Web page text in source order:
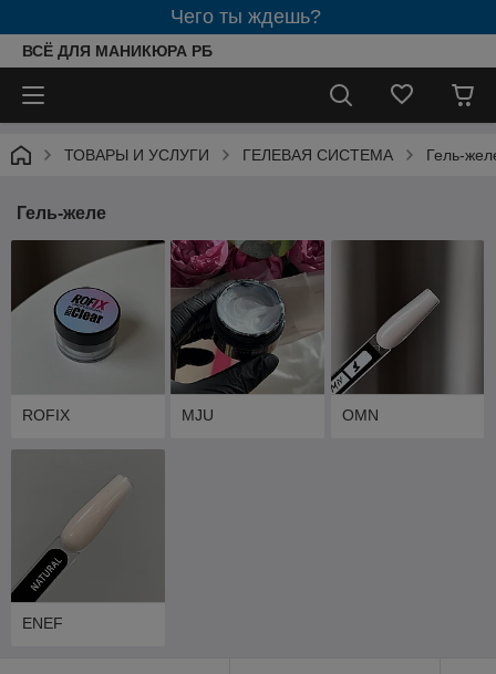
Чего ты ждешь?
ВСЁ ДЛЯ МАНИКЮРА РБ
ТОВАРЫ И УСЛУГИ ГЕЛЕВАЯ СИСТЕМА Гель-
Гель-желе
ROFIX MJU OMN
ENEF